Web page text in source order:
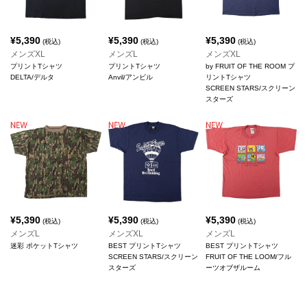
¥5,390 (税込)
メンズXL
プリントTシャツ
DELTA/デルタ
¥5,390(税込)
メンズL
プリントTシャツ
Anvil/アンビル
¥5,390 (税込)
メンズXL
by FRUIT OF THE ROOM プ
リントTシャツ
SCREEN STARS/スクリーン
スターズ
¥5,390 (税込)
メンズL
迷彩 ポケットTシャツ
¥5,390(税込)
メンズXL
BEST プリントTシャツ
SCREEN STARS/スクリーン
スターズ
¥5,390 (税込)
メンズL
BEST プリントTシャツ
FRUIT OF THE LOOM/フル
ーツオブザルーム